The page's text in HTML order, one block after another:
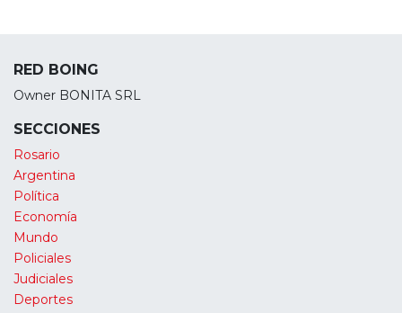
RED BOING
Owner BONITA SRL
SECCIONES
Rosario
Argentina
Política
Economía
Mundo
Policiales
Judiciales
Deportes